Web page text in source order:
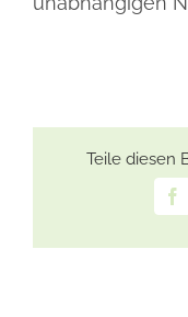
Teile diesen